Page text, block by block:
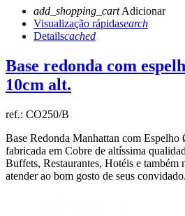
add_shopping_cartAdicionar
Visualização rápidasearch
Detailscached
Base redonda com
10cm alt.
ref.: CO250/B
Base Redonda Manhattan com
fabricada em Cobre de altíssima
Buffets, Restaurantes, Hotéis e também
atender ao bom gosto de seus convidado.